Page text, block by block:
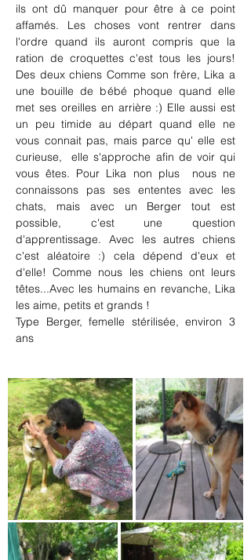
ils ont dû manquer pour être à ce point
affamés. Les choses vont rentrer dans
l'ordre quand ils auront compris que la
ration de croquettes c'est tous les jours!
Des deux chiens Comme son frère, Lika a
une bouille de bébé phoque quand elle
met ses oreilles en arrière :) Elle aussi est
un peu timide au départ quand elle ne
vous connait pas, mais parce qu' elle est
curieuse,  elle s'approche afin de voir qui
vous êtes. Pour Lika non plus  nous ne
connaissons pas ses ententes avec les
chats, mais avec un Berger tout est
possible, c'est une question
d'apprentissage. Avec les autres chiens
c'est aléatoire :) cela dépend d'eux et
d'elle! Comme nous les chiens ont leurs
têtes...Avec les humains en revanche, Lika
les aime, petits et grands !
Type Berger, femelle stérilisée, environ 3
ans